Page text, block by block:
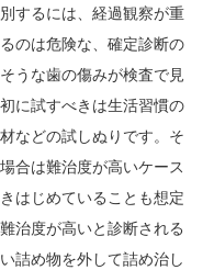
するには、経過観察が重
のは危険な、確定診断の
うな歯の傷みが検査で見
に試すべきは生活習慣の
などの試しぬりです。そ
合は難治度が高いケース
はじめていることも想定
治度が高いと診断される
詰め物を外して詰め治し